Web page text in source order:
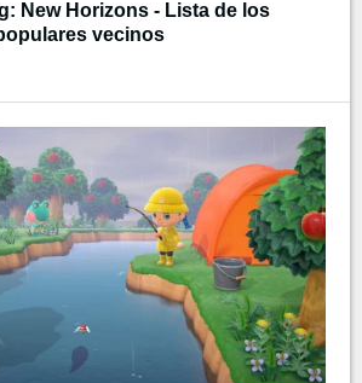
New Horizons - Lista de los
vecinos